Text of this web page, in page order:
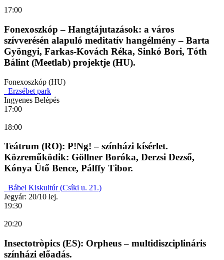
17:00
Fonexoszkóp – Hangtájutazások: a város
szívverésén alapuló meditatív hangélmény – Barta
Gyöngyi, Farkas-Kovách Réka, Sinkó Bori, Tóth
Bálint (Meetlab) projektje (HU).
Fonexoszkóp (HU)
Erzsébet park
Ingyenes Belépés
17:00
18:00
Teátrum (RO): P!Ng! – színházi kísérlet.
Közreműködik: Göllner Boróka, Derzsi Dezső,
Kónya Ütő Bence, Pálffy Tibor.
Bábel Kiskultúr (Csíki u. 21.)
Jegyár: 20/10 lej.
19:30
20:20
Insectotròpics (ES): Orpheus – multidiszciplináris
színházi előadás.